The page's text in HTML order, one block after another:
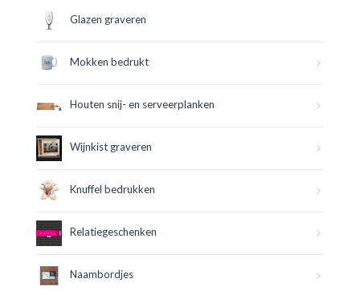
Glazen graveren
Mokken bedrukt
Houten snij- en serveerplanken
Wijnkist graveren
Knuffel bedrukken
Relatiegeschenken
Naambordjes